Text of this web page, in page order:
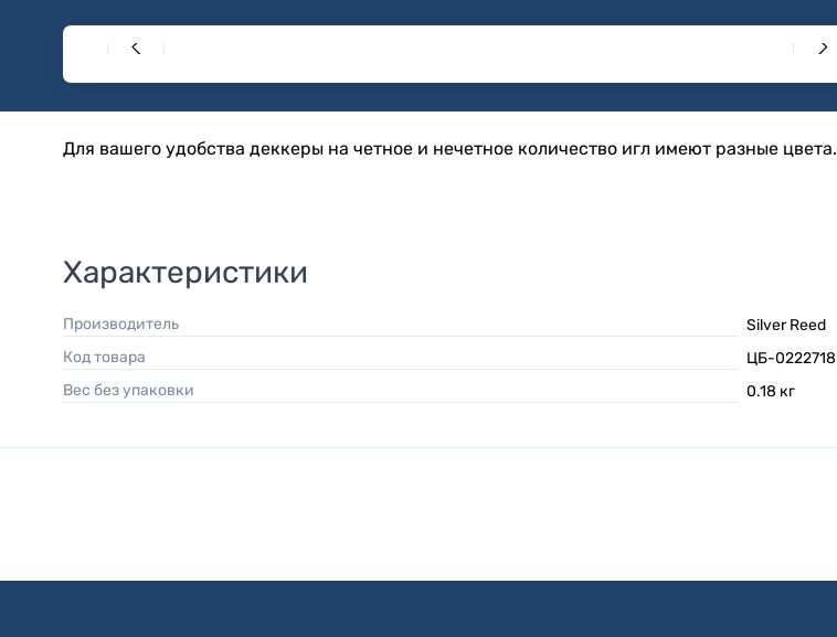
Для вашего удобства деккеры на четное и нечетное количество игл имеют разные цвета.
Характеристики
Производитель
Silver Reed
Код товара
ЦБ-0222718
Вес без упаковки
0.18 кг